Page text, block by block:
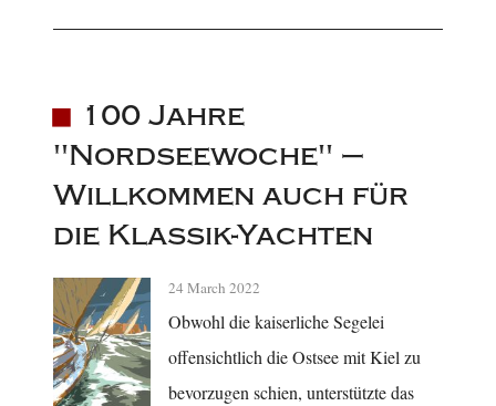
100 Jahre
"Nordseewoche" –
Willkommen auch für
die Klassik-Yachten
24 March 2022
Obwohl die kaiserliche Segelei
offensichtlich die Ostsee mit Kiel zu
bevorzugen schien, unterstützte das